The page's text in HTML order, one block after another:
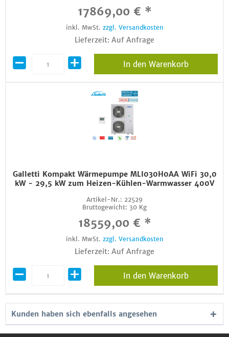
17869,00 € *
inkl. MwSt. zzgl. Versandkosten
Lieferzeit: Auf Anfrage
In den Warenkorb
Galletti Kompakt Wärmepumpe MLI030H0AA WiFi 30,0
kW - 29,5 kW zum Heizen-Kühlen-Warmwasser 400V
Artikel-Nr.: 22529
Bruttogewicht: 30 Kg
18559,00 € *
inkl. MwSt. zzgl. Versandkosten
Lieferzeit: Auf Anfrage
In den Warenkorb
Kunden haben sich ebenfalls angesehen